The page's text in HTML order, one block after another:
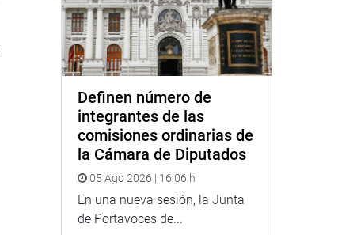
Definen número de
integrantes de las
comisiones ordinarias de
la Cámara de Diputados
05 Ago 2026 | 16:06 h
En una nueva sesión, la Junta
de Portavoces de...